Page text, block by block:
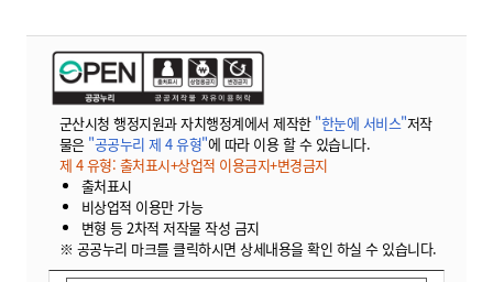
군산시청 행정지원과 자치행정계에서 제작한 "한눈에 서비스"저작
물은 "공공누리 제 4 유형"에 따라 이용 할 수 있습니다.
제 4 유형: 출처표시+상업적 이용금지+변경금지
출처표시
비상업적 이용만 가능
변형 등 2차적 저작물 작성 금지
※ 공공누리 마크를 클릭하시면 상세내용을 확인 하실 수 있습니다.